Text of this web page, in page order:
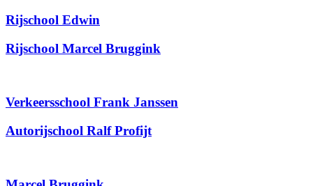
Rijschool Edwin
Rijschool Marcel Bruggink
Verkeersschool Frank Janssen
Autorijschool Ralf Profijt